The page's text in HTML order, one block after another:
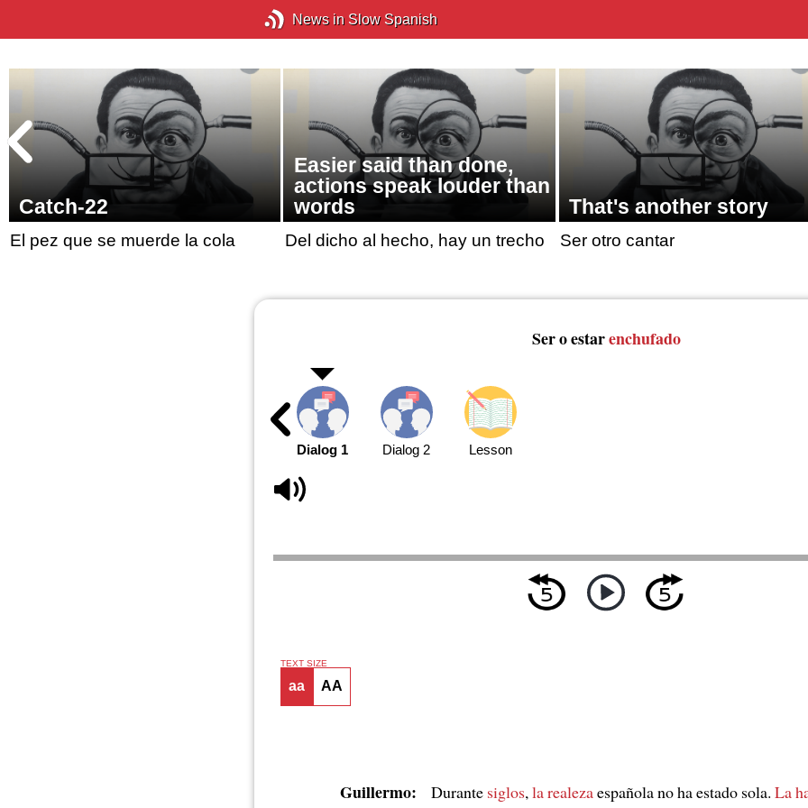
News in Slow Spanish
Catch-22
El pez que se muerde la cola
Easier said than done,
actions speak louder than
words
Del dicho al hecho, hay un trecho
That's another story
Ser otro cantar
Ser o estarenchufado
Dialog 1 Dialog 2 Lesson
TEXT SIZE
aa AA
Guillermo: Durante siglos, la realezaespañola no ha estado sola. La